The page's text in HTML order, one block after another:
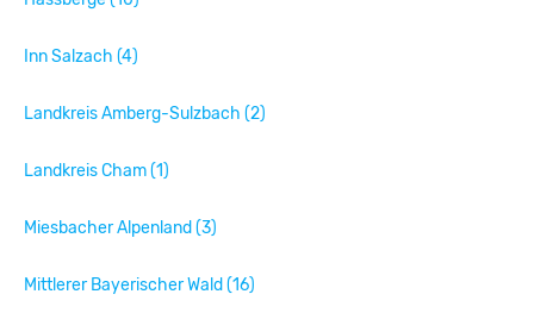
Inn Salzach (4)
Landkreis Amberg-Sulzbach (2)
Landkreis Cham (1)
Miesbacher Alpenland (3)
Mittlerer Bayerischer Wald (16)